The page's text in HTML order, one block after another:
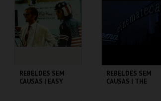
MAIS INFO
COMPRAR
MAIS INFO
REBELDES SEM
CAUSAS | EASY
REBELDES SEM
CAUSAS | THE